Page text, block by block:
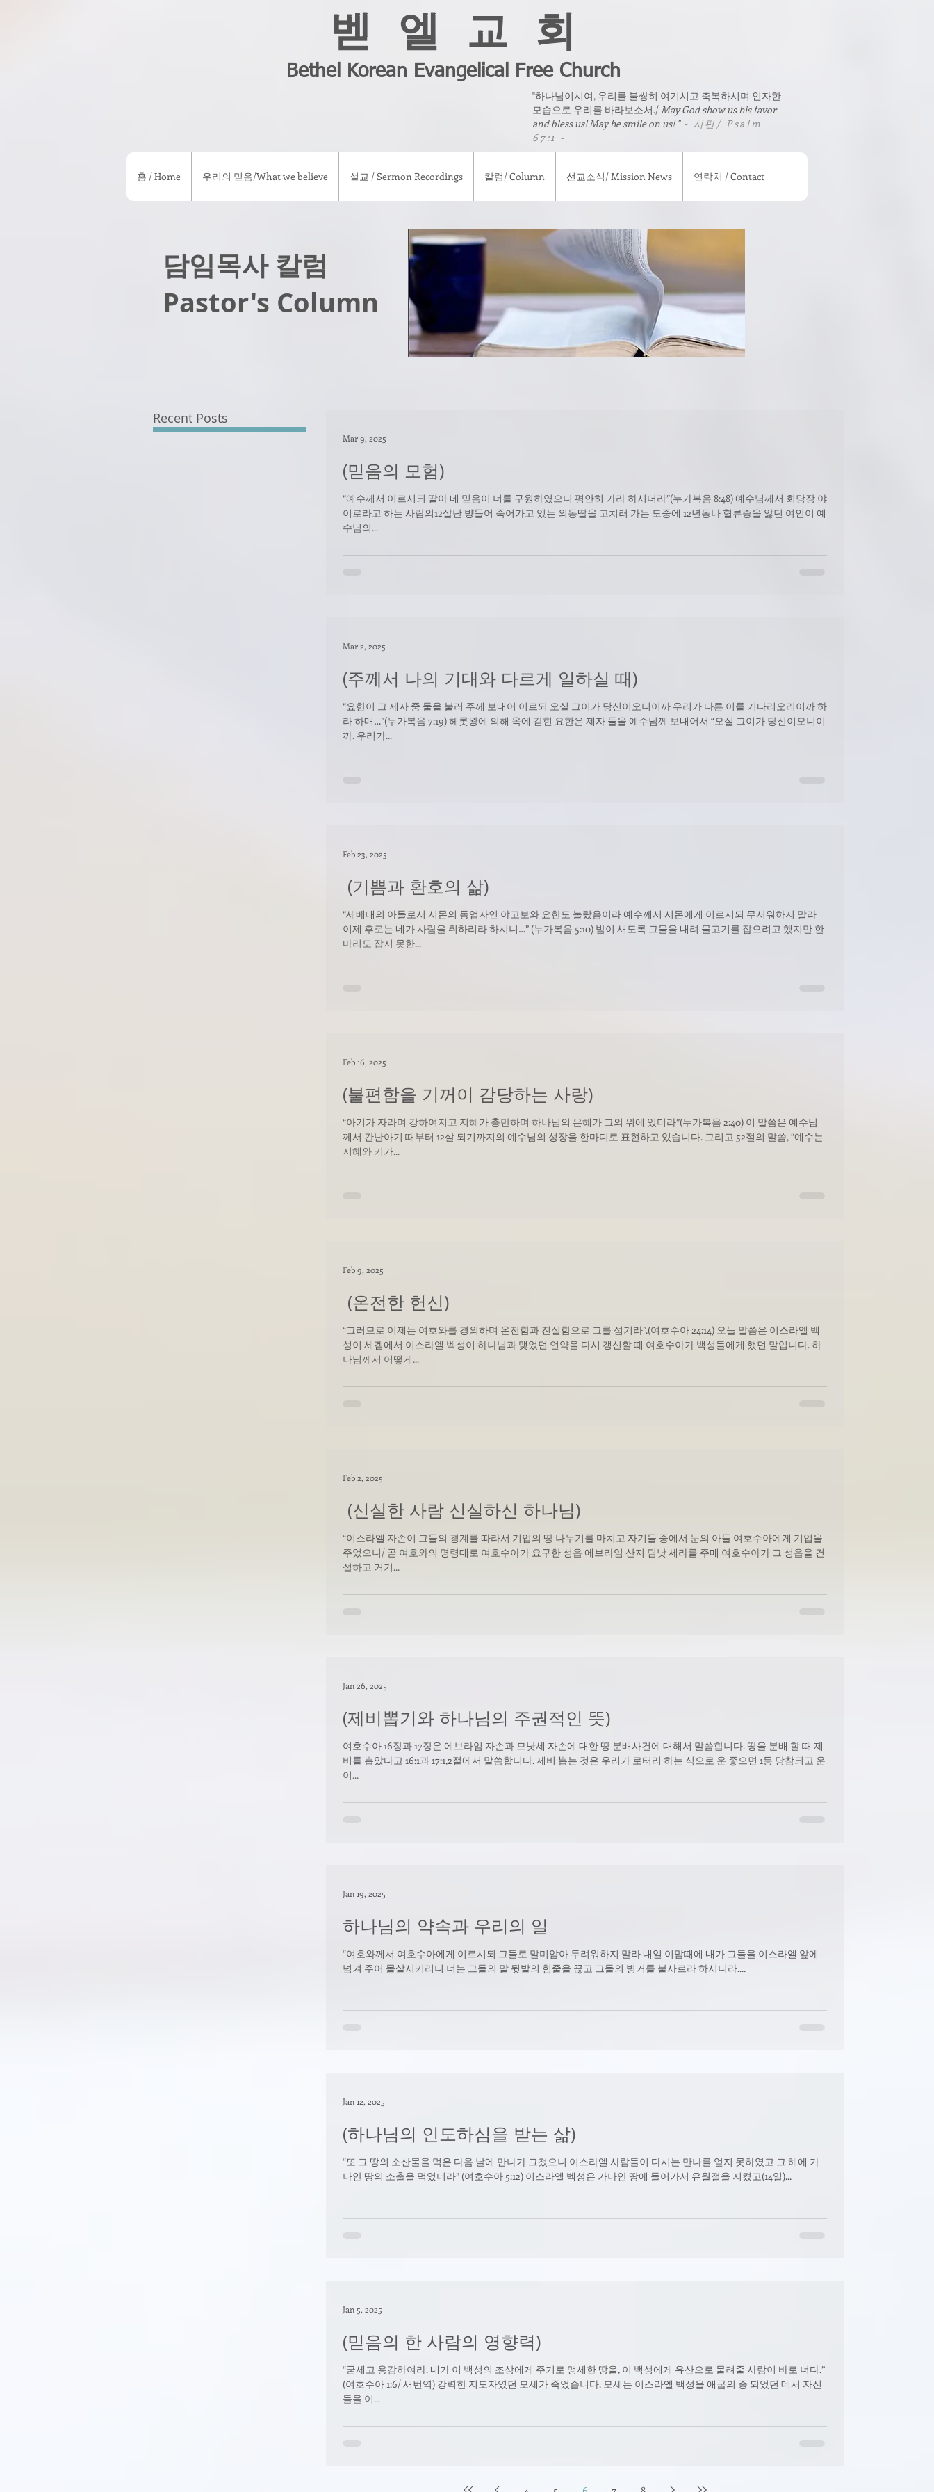
벧 엘 교 회
Bethel Korean Evangelical Free Church
"하나님이시여, 우리를 불쌍히 여기시고 축복하시며 인자한
모습으로 우리를 바라보소서./May God show us his favor
and bless us! May he smile on us! " - 시편/ Psalm
67:1 -
홈 / Home 우리의 믿음/What we believe 설교 / Sermon Recordings 칼럼/ Column 선교소식/ Mission News 연락처 / Contact
담임목사 칼럼
Pastor's Column
Recent Posts
(믿음의 모험)
“예수께서 이르시되 딸아 네 믿음이 너를 구원하였으니 평안히 가라 하시더라”(누가복음 8:48) 예수님께서 회당장 야
이로라고 하는 사람의12살난 뱡들어 죽어가고 있는 외동딸을 고치러 가는 도중에 12년동나 혈류증을 앓던 여인이 예
수님의...
Mar 9, 2025
(주께서 나의 기대와 다르게 일하실 때)
“요한이 그 제자 중 둘을 불러 주께 보내어 이르되 오실 그이가 당신이오니이까 우리가 다른 이를 기다리오리이까 하
라 하매…”(누가복음 7:19) 헤롯왕에 의해 옥에 갇힌 요한은 제자 둘을 예수님께 보내어서 “오실 그이가 당신이오니이
까. 우리가...
Mar 2, 2025
(기쁨과 환호의 삶)
“세베대의 아들로서 시몬의 동업자인 야고보와 요한도 놀랐음이라 예수께서 시몬에게 이르시되 무서워하지 말라
이제 후로는 네가 사람을 취하리라 하시니…” (누가복음 5:10) 밤이 새도록 그물을 내려 물고기를 잡으려고 했지만 한
마리도 잡지 못한...
Feb 23, 2025
(불편함을 기꺼이 감당하는 사랑)
“아기가 자라며 강하여지고 지혜가 충만하며 하나님의 은혜가 그의 위에 있더라”(누가복음 2:40) 이 말씀은 예수님
께서 간난아기 때부터 12살 되기까지의 예수님의 성장을 한마디로 표현하고 있습니다. 그리고 52절의 말씀, “예수는
지혜와 키가...
Feb 16, 2025
(온전한 헌신)
“그러므로 이제는 여호와를 경외하며 온전함과 진실함으로 그를 섬기라”.(여호수아 24:14) 오늘 말씀은 이스라엘 벡
성이 세겜에서 이스라엘 벡성이 하나님과 맺었던 언약을 다시 갱신할 때 여호수아가 백성들에게 했던 말입니다. 하
나님께서 어떻게...
Feb 9, 2025
(신실한 사람 신실하신 하나님)
“이스라엘 자손이 그들의 경계를 따라서 기업의 땅 나누기를 마치고 자기들 중에서 눈의 아들 여호수아에게 기업을
주었으니/ 곧 여호와의 명령대로 여호수아가 요구한 성읍 에브라임 산지 딤낫 세라를 주매 여호수아가 그 성읍을 건
설하고 거기...
Feb 2, 2025
(제비뽑기와 하나님의 주권적인 뜻)
여호수아 16장과 17장은 에브라임 자손과 므낫세 자손에 대한 땅 분배사건에 대해서 말씀합니다. 땅을 분배 할 때 제
비를 뽑았다고 16:1과 17:1,2절에서 말씀합니다. 제비 뽑는 것은 우리가 로터리 하는 식으로 운 좋으면 1등 당참되고 운
이...
Jan 26, 2025
하나님의 약속과 우리의 일
“여호와께서 여호수아에게 이르시되 그들로 말미암아 두려워하지 말라 내일 이맘때에 내가 그들을 이스라엘 앞에
넘겨 주어 몰살시키리니 너는 그들의 말 뒷발의 힘줄을 끊고 그들의 병거를 불사르라 하시니라....
Jan 19, 2025
(하나님의 인도하심을 받는 삶)
“또 그 땅의 소산물을 먹은 다음 날에 만나가 그쳤으니 이스라엘 사람들이 다시는 만나를 얻지 못하였고 그 해에 가
나안 땅의 소출을 먹었더라” (여호수아 5:12) 이스라엘 벡성은 가나안 땅에 들어가서 유월절을 지켰고(14일)...
Jan 12, 2025
(믿음의 한 사람의 영향력)
“굳세고 용감하여라. 내가 이 백성의 조상에게 주기로 맹세한 땅을, 이 백성에게 유산으로 물려줄 사람이 바로 너다.”
(여호수아 1:6/ 새번역) 강력한 지도자였던 모세가 죽었습니다. 모세는 이스라엘 백성을 애굽의 종 되었던 데서 자신
들을 이...
Jan 5, 2025